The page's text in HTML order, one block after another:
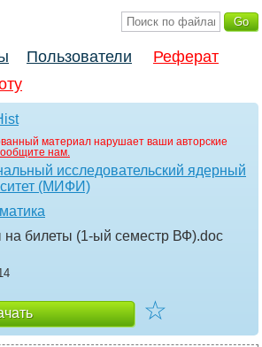
Пользователи
Реферат
материал нарушает ваши авторские
нам.
исследовательский ядерный
(МИФИ)
на билеты (1-ый семестр ВФ).doc
☆